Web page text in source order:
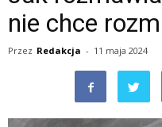
nie chce
Przez Redakcja - 11 maja 2024